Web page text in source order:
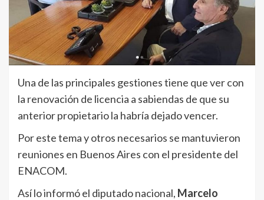
Una de las principales gestiones tiene que ver con
la renovación de licencia a sabiendas de que su
anterior propietario la habría dejado vencer.
Por este tema y otros necesarios se mantuvieron
reuniones en Buenos Aires con el presidente del
ENACOM.
Así lo informó el diputado nacional, Marcelo